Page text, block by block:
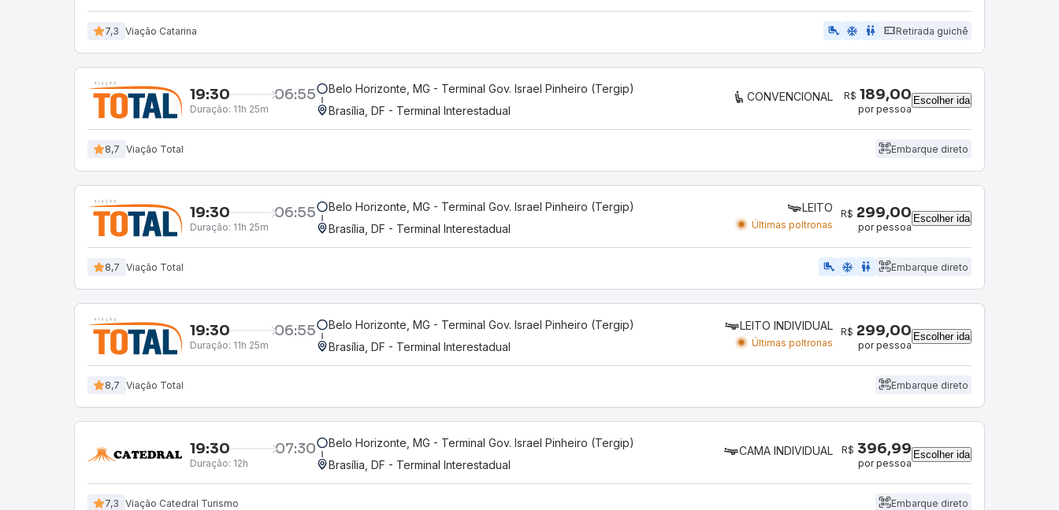
7,3 Viação Catarina airline_seat_legroom_extra ac_unit wc Retirada guichê
19:30 06:55
Duração: 11h 25m
Belo Horizonte, MG - Terminal Gov. Israel Pinheiro (Tergip)
Brasília, DF - Terminal Interestadual
CONVENCIONAL R$ 189,00
por pessoa
Escolher ida
8,7 Viação Total Embarque direto
19:30 06:55
Duração: 11h 25m
Belo Horizonte, MG - Terminal Gov. Israel Pinheiro (Tergip)
Brasília, DF - Terminal Interestadual
LEITO
Últimas poltronas
R$ 299,00
por pessoa
Escolher ida
8,7 Viação Total airline_seat_legroom_extra ac_unit wc Embarque direto
19:30 06:55
Duração: 11h 25m
Belo Horizonte, MG - Terminal Gov. Israel Pinheiro (Tergip)
Brasília, DF - Terminal Interestadual
LEITO INDIVIDUAL
Últimas poltronas
R$ 299,00
por pessoa
Escolher ida
8,7 Viação Total Embarque direto
19:30 07:30
Duração: 12h
Belo Horizonte, MG - Terminal Gov. Israel Pinheiro (Tergip)
Brasília, DF - Terminal Interestadual
CAMA INDIVIDUAL R$ 396,99
por pessoa
Escolher ida
7,3 Viação Catedral Turismo Embarque direto